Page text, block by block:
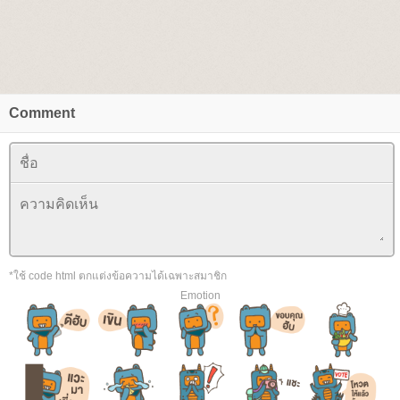
Comment
*ใช้ code html ตกแต่งข้อความได้เฉพาะสมาชิก
Emotion